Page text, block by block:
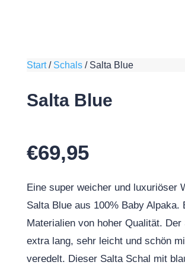
Start/ Schals/ Salta Blue
Salta Blue
€69,95
Eine super weicher und luxuriöser
Salta Blue aus 100% Baby Alpaka.
Materialien von hoher Qualität. Der
extra lang, sehr leicht und schön
veredelt. Dieser Salta Schal mit